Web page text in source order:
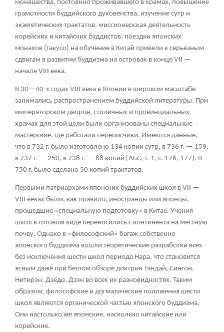
монашества, постоянно проживавшего в храмах, повышение
грамотности буддийского духовенства, изучение сутр и
экзегетических трактатов, миссионерская деятельность
корейских и китайских буддистов, поездки японских
монахов (гакусо) на обучение в Китай привели к серьезным
сдвигам в развитии буддизма на островах в конце VII —
начале VIII века.
В 30—40-х годах VIII века в Японии в широком масштабе
занимались распространением буддийской литературы. При
императорском дворце, столичных и провинциальных
храмах для этой цели были организованы специальные
мастерские, где работали переписчики. Имеются данные,
что в 732 г. было изготовлено 134 копии сутр, в 736 г. — 159,
в 737 г. — 250, в 738 г. — 88 копий [АБС, т. 1, с. 176, 177]. В
750 г. было сделано 50 копий трактатов.
Первыми патриархами японских буддийских школ в VII —
VIII веках были, как правило, иностранцы или японцы,
прошедшие «специальную подготовку» в Китае. Учения
школ в готовом виде переносились с континента на местную
почву. Однако в «философский» багаж собственно
японского буддизма вошли теоретические разработки всех
без исключения шести школ периода Нара, что становится
ясным даже при беглом обзоре доктрин Тэндай, Сингон,
Нитирэн, Дзёдо, Дзэн во всех их разновидностях. Таким
образом, философские и догматические положения шести
школ являются органической частью японского буддизма.
Они настолько же японские, насколько китайские или
корейские.